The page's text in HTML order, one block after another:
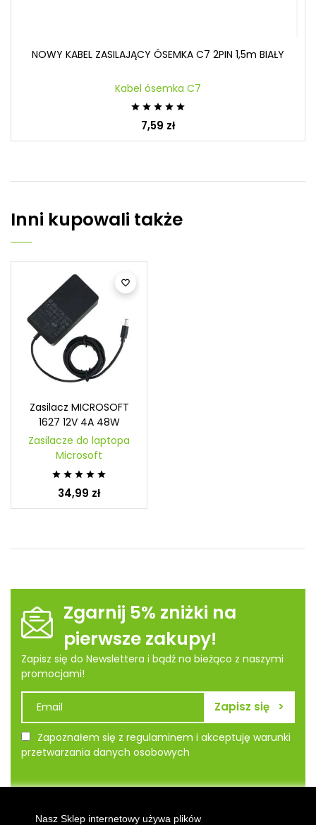
NOWY KABEL ZASILAJĄCY ÓSEMKA C7 2PIN 1,5m BIAŁY
Kabel ósemka C7
    
7,59 zł
Inni kupowali także

Zasilacz MICROSOFT
1627 12V 4A 48W
Zasilacze do laptopa
Microsoft
    
34,99 zł
Zgarnij 5% zniżki na
pierwsze zakupy!
Zapisz się do Newslettera i bądź na bieżąco z naszymi
promocjami!
Zapoznałem się z regulaminem i akceptuję warunki
przetwarzania danych osobowych
Informacje
Nasz Sklep internetowy używa plików